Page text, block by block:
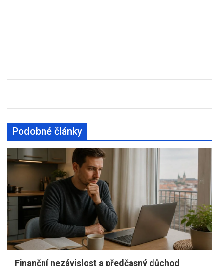
Podobné články
Finanční nezávislost a předčasný důchod